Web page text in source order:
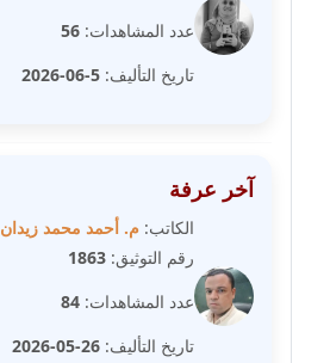
مدونة سلوي جلال
مدونة سماح حامد
عاملة
مدونة سمر ابراهيم
عدد المشاهدات: 56
تاريخ التأليف: 5-06-2026
آخر عرفة
الكاتب: م. أحمد محمد زيدان
رقم التوثيق: 1863
عدد المشاهدات: 84
تاريخ التأليف: 26-05-2026